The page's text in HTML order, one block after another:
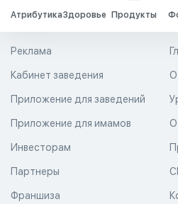
АтрибутикаЗдоровье Продукты
О
Реклама
Кабинет заведения
Приложение для заведений
Приложение для имамов О
Инвесторам
Партнеры
Франшиза